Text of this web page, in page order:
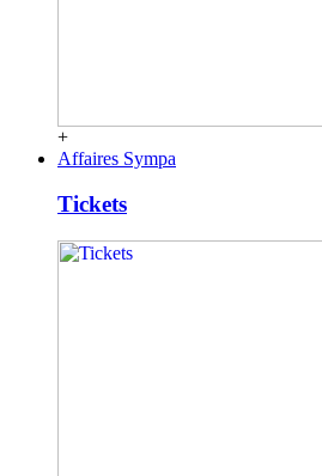
+
Affaires Sympa
Tickets